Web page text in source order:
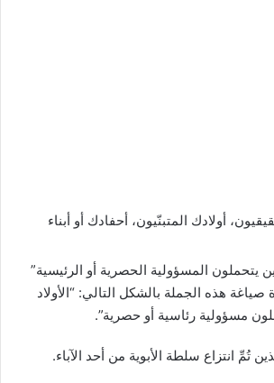
أولادك المتبنّيون، أحفادك أو أبناء
يتحملون المسؤولية الحصرية أو الرئيسية”
صياغة هذه الجملة بالشكل التالي: “الأولاد
مسؤولية رئاسية أو حصرية”.
تُمِّ انتزاع سلطة الأبوية من أحد الآباء.